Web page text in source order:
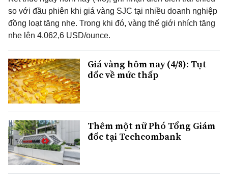
so với đầu phiên khi giá vàng SJC tại nhiều doanh nghiệp
đồng loạt tăng nhẹ. Trong khi đó, vàng thế giới nhích tăng
nhẹ lên 4.062,6 USD/ounce.
Giá vàng hôm nay (4/8): Tụt
dốc về mức thấp
Thêm một nữ Phó Tổng Giám
đốc tại Techcombank